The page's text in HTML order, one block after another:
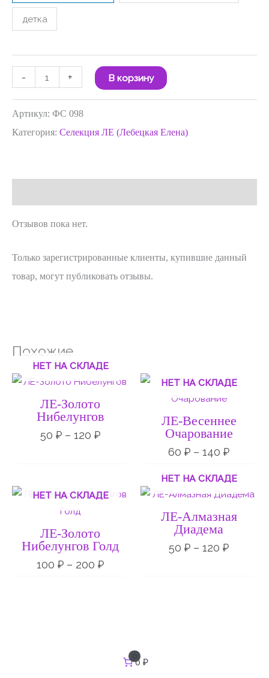
детка
- + В корзину
Артикул: ФС 098
Категория: Селекция ЛЕ (Лебецкая Елена)
Отзывов пока нет.
Только зарегистрированные клиенты, купившие данный
товар, могут публиковать отзывы.
Похожие
НЕТ НА СКЛАДЕ
ЛЕ-Золото
Нибелунгов
50 ₽ – 120 ₽
Диапазон
цен:
120 ₽
НЕТ НА СКЛАДЕ
ЛЕ-Весеннее
Очарование
60 ₽ – 140 ₽
цен:
140 ₽
НЕТ НА СКЛАДЕ
ЛЕ-Золото
Нибелунгов Голд
100 ₽ – 200 ₽
Диапазон
цен:
НЕТ НА СКЛАДЕ
ЛЕ-Алмазная
Диадема
50 ₽ – 120 ₽
цен:
50 ₽
–
0
0 ₽